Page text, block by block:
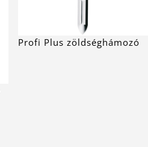
Profi Plus zöldséghámozó